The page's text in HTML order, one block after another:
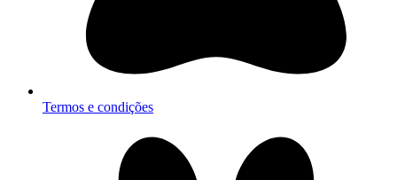
Termos e condições